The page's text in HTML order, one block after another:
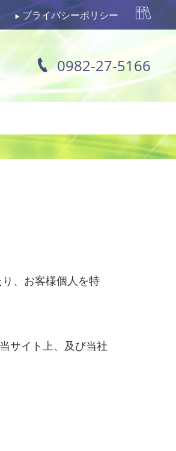
プライバシーポリシー
0982-27-5166
、お客様個人を特
サイト上、及び当社